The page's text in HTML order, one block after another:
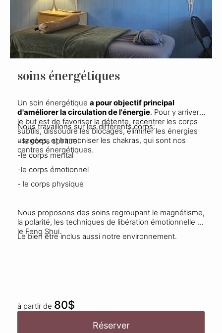
soins énergétiques
Un soin énergétique a pour objectif principal
d'améliorer la circulation de l'énergie. Pour y arriver,
le but est de favoriser la détente, recentrer les corps
subtils, dissoudre les blocages, éliminer les énergies
usagées, et harmoniser les chakras, qui sont nos
centres énergétiques.
Nous travaillons sur les différents corps:
- le corps spirituel
-le corps mental
-le corps émotionnel
- le corps physique
Nous proposons des soins regroupant le magnétisme,
la polarité, les techniques de libération émotionnelle et
le Feng Shui.
Le bien être inclus aussi notre environnement.
à partir de 80$
Réserver